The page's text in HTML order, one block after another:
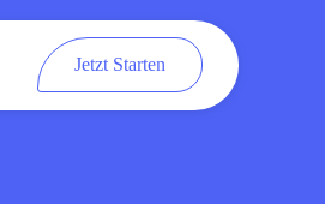
Jetzt Starten